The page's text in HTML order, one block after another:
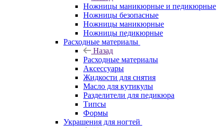
Ножницы маникюрные и педикюрные
Ножницы безопасные
Ножницы маникюрные
Ножницы педикюрные
Расходные материалы
Назад
Расходные материалы
Аксессуары
Жидкости для снятия
Масло для кутикулы
Разделители для педикюра
Типсы
Формы
Украшения для ногтей